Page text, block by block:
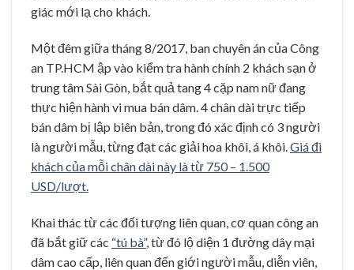
giác mới lạ cho khách.
Một đêm giữa tháng 8/2017, ban chuyên án của Công
an TP.HCM ập vào kiểm tra hành chính 2 khách sạn ở
trung tâm Sài Gòn, bắt quả tang 4 cặp nam nữ đang
thực hiện hành vi mua bán dâm. 4 chân dài trực tiếp
bán dâm bị lập biên bản, trong đó xác định có 3 người
là người mẫu, từng đạt các giải hoa khôi, á khôi. Giá đi
khách của mỗi chân dài này là từ 750 – 1.500
USD/lượt.
Khai thác từ các đối tượng liên quan, cơ quan công an
đã bắt giữ các “tú bà”, từ đó lộ diện 1 đường dây mại
dâm cao cấp, liên quan đến giới người mẫu, diễn viên,